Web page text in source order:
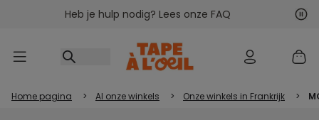
Ga naar inhoudHeb je hulp nodig? Lees onze FAQ
Home pagina > Al onze winkels > Onze winkels in Frankrijk >